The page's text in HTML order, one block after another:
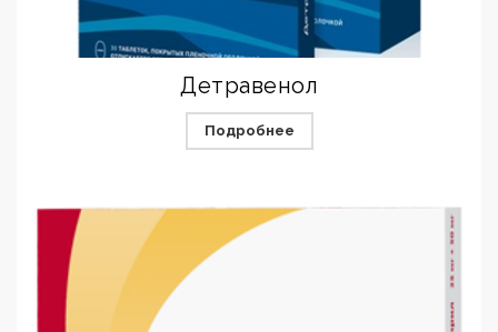
Детравенол
Подробнее